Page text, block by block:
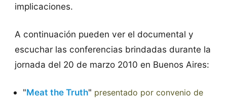
implicaciones.
A continuación pueden ver el documental y
escuchar las conferencias brindadas durante la
jornada del 20 de marzo 2010 en Buenos Aires:
"Meat the Truth" presentado por convenio de